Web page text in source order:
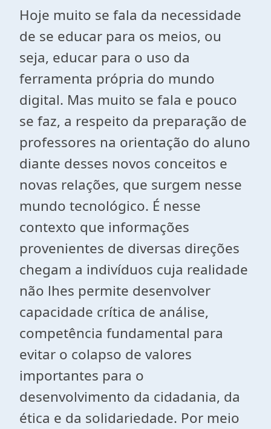
Hoje muito se fala da necessidade
de se educar para os meios, ou
seja, educar para o uso da
ferramenta própria do mundo
digital. Mas muito se fala e pouco
se faz, a respeito da preparação de
professores na orientação do aluno
diante desses novos conceitos e
novas relações, que surgem nesse
mundo tecnológico. É nesse
contexto que informações
provenientes de diversas direções
chegam a indivíduos cuja realidade
não lhes permite desenvolver
capacidade crítica de análise,
competência fundamental para
evitar o colapso de valores
importantes para o
desenvolvimento da cidadania, da
ética e da solidariedade. Por meio